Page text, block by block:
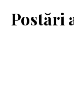
Postări